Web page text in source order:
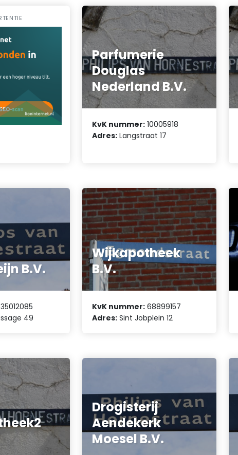
Parfumerie
Douglas
Nederland B.V.
KvK nummer: 10005918
Adres: Langstraat 17
B.V.
35012085
49
Wijkapotheek
B.V.
KvK nummer: 68899157
Adres: Sint Jobplein 12
Drogisterij
Aendekerk
Moesel B.V.